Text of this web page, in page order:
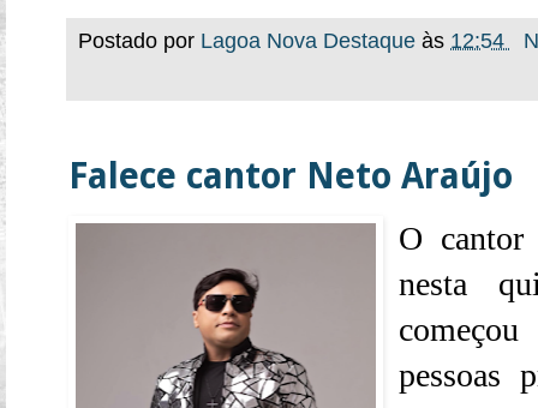
Postado por Lagoa Nova Destaque às 12:54
Falece cantor Neto Araújo
O
nesta
pessoas